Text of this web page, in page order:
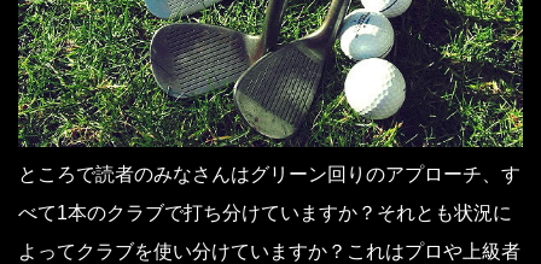
ところで読者のみなさんはグリーン回りのアプローチ、す
べて1本のクラブで打ち分けていますか？それとも状況に
よってクラブを使い分けていますか？これはプロや上級者